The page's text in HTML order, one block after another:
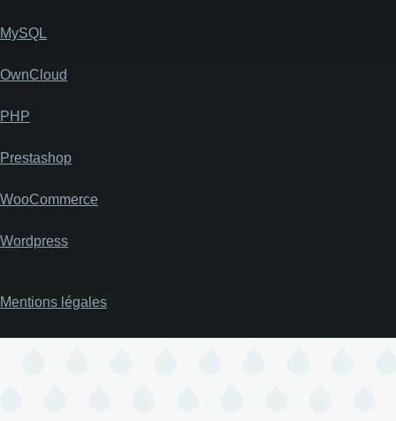
MySQL
OwnCloud
PHP
Prestashop
WooCommerce
Wordpress
Pied
page
Mentions légales